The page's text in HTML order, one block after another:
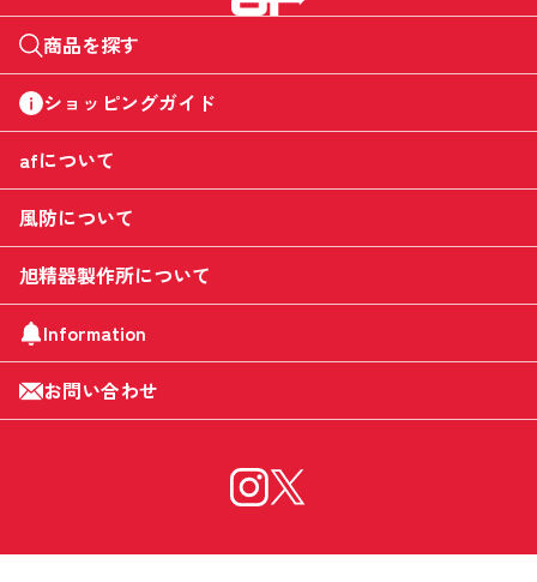
商品を探す
ショッピングガイド
afについて
風防について
旭精器製作所について
Information
お問い合わせ